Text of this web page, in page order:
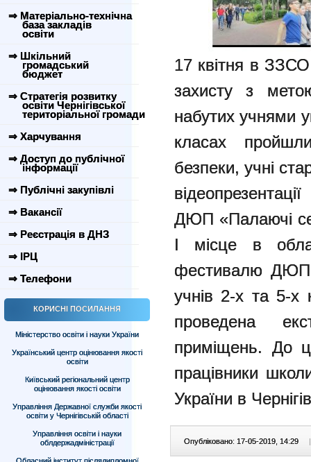
⇒ Матеріально-технічна
база закладів
освіти
⇒ Шкільний
громадський
бюджет
⇒ Стратегія розвитку
освіти Чернігівської
територіальної громади
⇒ Харчування
⇒ Доступ до публічної
інформації
⇒ Публічні закупівлі
⇒ Вакансії
⇒ Реєстрація в ДНЗ
⇒ ІРЦ
⇒ Телефони
КОРИСНІ ПОСИЛАННЯ
Міністерство освіти і науки України
Український центр оцінювання якості
освіти
Київський регіональний центр
оцінювання якості освіти
Управління Державної служби якості
освіти у Чернігівській області
Управління освіти і науки
облдержадміністрації
17 квітня в
захисту з
набутих учнями
класах
безпеки, учні
ДЮП «Палаючі
І місце в
фестивалю ДЮП,
учнів 2-х та 5-х
проведена
приміщень. До
працівники
України в
Опубліковано: 17-05-2019, 14:29 |